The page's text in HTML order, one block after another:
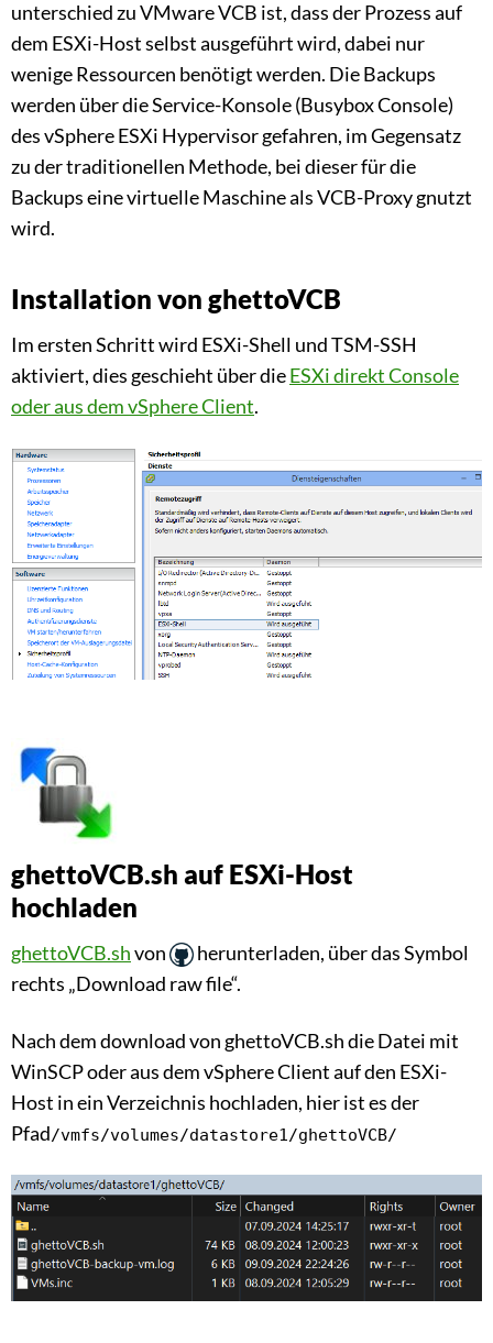
unterschied zu VMware VCB ist, dass der Prozess auf
dem ESXi-Host selbst ausgeführt wird, dabei nur
wenige Ressourcen benötigt werden. Die Backups
werden über die Service-Konsole (Busybox Console)
des vSphere ESXi Hypervisor gefahren, im Gegensatz
zu der traditionellen Methode, bei dieser für die
Backups eine virtuelle Maschine als VCB-Proxy gnutzt
wird.
Installation von ghettoVCB
Im ersten Schritt wird ESXi-Shell und TSM-SSH
aktiviert, dies geschieht über dieESXi direkt Console
oder aus dem vSphere Client.
ghettoVCB.sh auf ESXi-Host
hochladen
ghettoVCB.shvon
herunterladen, über das Symbol
rechts „Download raw file“.
Nach dem download von ghettoVCB.sh die Datei mit
WinSCP oder aus dem vSphere Client auf den ESXi-
Host in ein Verzeichnis hochladen, hier ist es der
Pfad/vmfs/volumes/datastore1/ghettoVCB/